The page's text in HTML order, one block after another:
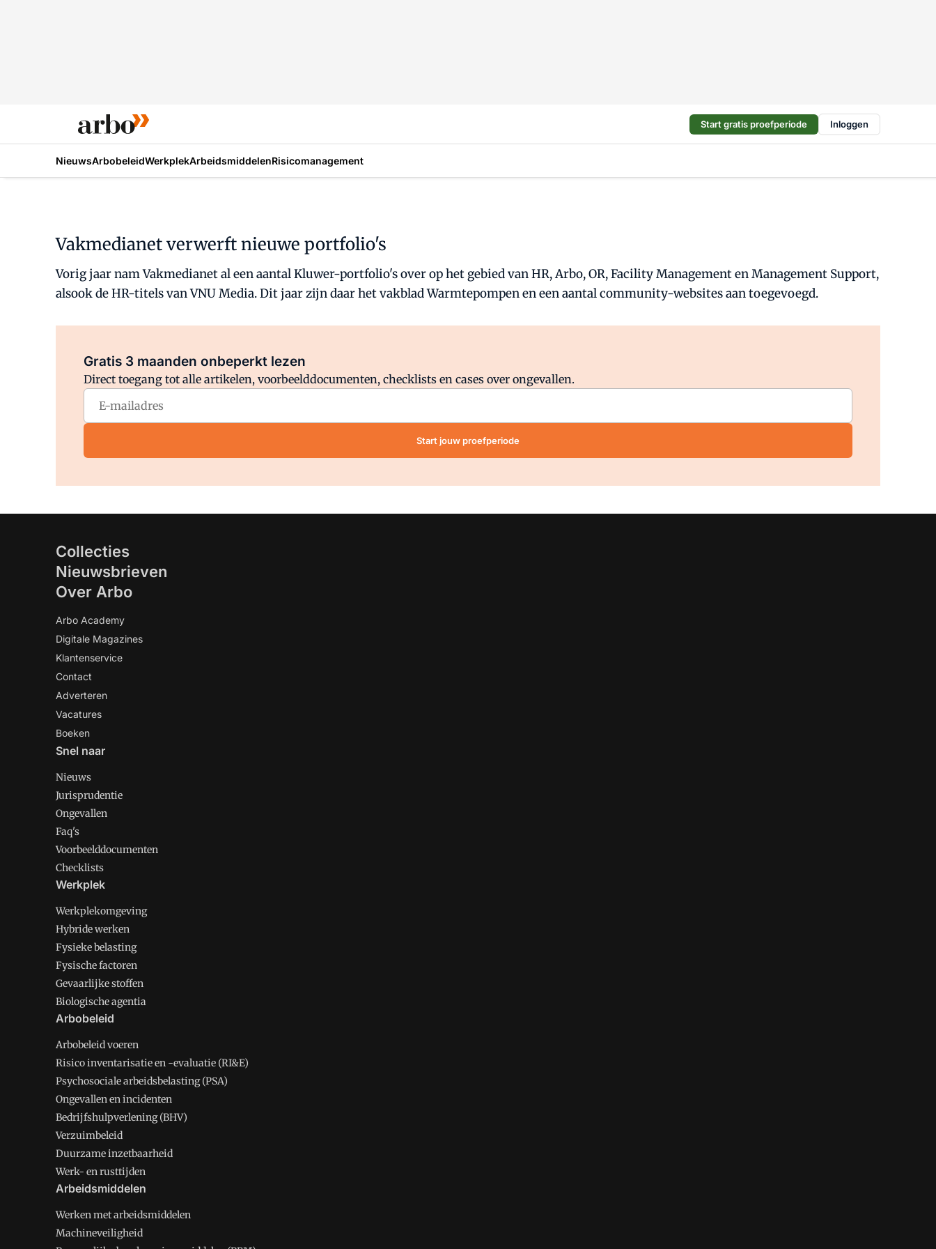
Start gratis proefperiode Inloggen
NieuwsArbobeleidWerkplekArbeidsmiddelenRisicomanagement
Vakmedianet verwerft nieuwe portfolio's
Vorig jaar nam Vakmedianet al een aantal Kluwer-portfolio's over op het gebied van HR, Arbo, OR, Facility Management en Management Support,
alsook de HR-titels van VNU Media. Dit jaar zijn daar het vakblad Warmtepompen en een aantal community-websites aan toegevoegd.
Gratis 3 maanden onbeperkt lezen
Direct toegang tot alle artikelen, voorbeelddocumenten, checklists en cases over ongevallen.
Start jouw proefperiode
Collecties
Nieuwsbrieven
Over Arbo
Arbo Academy
Digitale Magazines
Klantenservice
Contact
Adverteren
Vacatures
Boeken
Snel naar
Nieuws
Jurisprudentie
Ongevallen
Faq's
Voorbeelddocumenten
Checklists
Werkplek
Werkplekomgeving
Hybride werken
Fysieke belasting
Fysische factoren
Gevaarlijke stoffen
Biologische agentia
Arbobeleid
Arbobeleid voeren
Risico inventarisatie en -evaluatie (RI&E)
Psychosociale arbeidsbelasting (PSA)
Ongevallen en incidenten
Bedrijfshulpverlening (BHV)
Verzuimbeleid
Duurzame inzetbaarheid
Werk- en rusttijden
Arbeidsmiddelen
Werken met arbeidsmiddelen
Machineveiligheid